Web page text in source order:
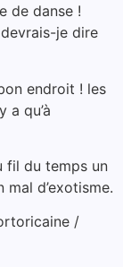
de danse !
je dire
endroit ! les
a qu’à
fil du temps un
d’exotisme.
/